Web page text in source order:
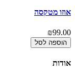
אוזו מטקסה
₪99.00
הוספה לסל
אודות